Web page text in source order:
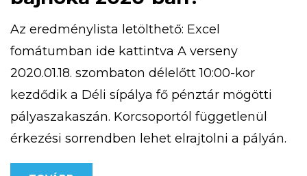
Az eredménylista letölthető: Excel
fomátumban ide kattintva A verseny
2020.01.18. szombaton délelőtt 10:00-kor
kezdődik a Déli sípálya fő pénztár mögötti
pályaszakaszán. Korcsoportól függetlenül
érkezési sorrendben lehet elrajtolni a pályán.
A rendezvény 12:00 óráig tart.